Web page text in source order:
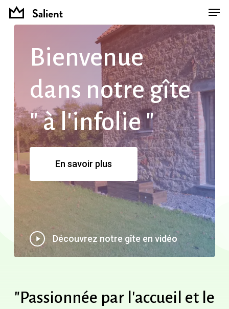
Skip
Bienvenue
dans notregîte
"àl'infolie"
En savoir plus
Play
Video
Découvrez notre gîte en vidéo
"Passionnée par l'accueil et le
Menu